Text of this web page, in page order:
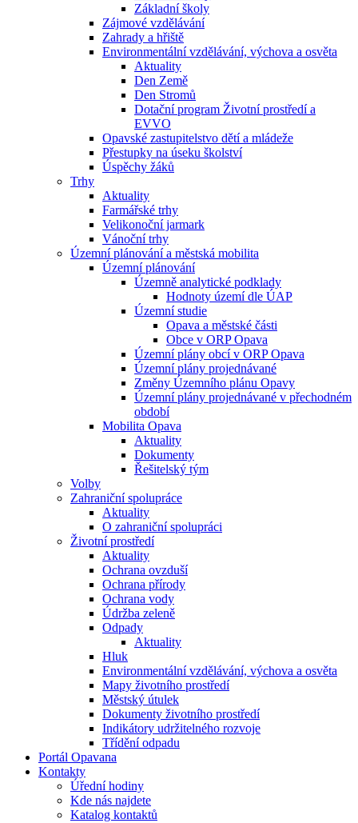
Základní školy
Zájmové vzdělávání
Zahrady a hřiště
Environmentální vzdělávání, výchova a osvěta
Aktuality
Den Země
Den Stromů
Dotační program Životní prostředí a
EVVO
Opavské zastupitelstvo dětí a mládeže
Přestupky na úseku školství
Úspěchy žáků
Trhy
Aktuality
Farmářské trhy
Velikonoční jarmark
Vánoční trhy
Územní plánování a městská mobilita
Územní plánování
Územně analytické podklady
Hodnoty území dle ÚAP
Územní studie
Opava a městské části
Obce v ORP Opava
Územní plány obcí v ORP Opava
Územní plány projednávané
Změny Územního plánu Opavy
Územní plány projednávané v přechodném
období
Mobilita Opava
Aktuality
Dokumenty
Řešitelský tým
Volby
Zahraniční spolupráce
Aktuality
O zahraniční spolupráci
Životní prostředí
Aktuality
Ochrana ovzduší
Ochrana přírody
Ochrana vody
Údržba zeleně
Odpady
Aktuality
Hluk
Environmentální vzdělávání, výchova a osvěta
Mapy životního prostředí
Městský útulek
Dokumenty životního prostředí
Indikátory udržitelného rozvoje
Třídění odpadu
Portál Opavana
Kontakty
Úřední hodiny
Kde nás najdete
Katalog kontaktů